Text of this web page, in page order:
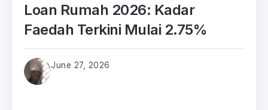
Loan Rumah 2026: Kadar
Faedah Terkini Mulai 2.75%
June 27, 2026